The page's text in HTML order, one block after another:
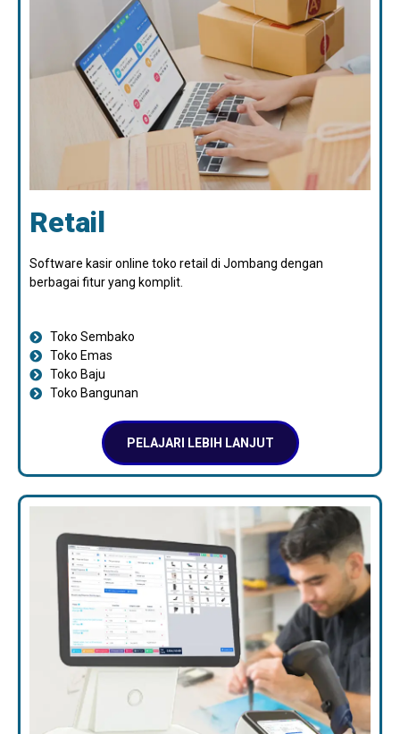
Retail
Software kasir online toko retail di Jombang dengan
berbagai fitur yang komplit.
Toko Sembako
Toko Emas
Toko Baju
Toko Bangunan
PELAJARI LEBIH LANJUT